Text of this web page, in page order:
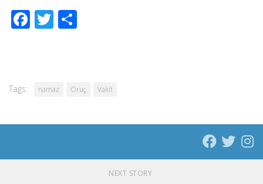
Facebook
Twitter
Tags: namaz Oruç Vakit
NEXT STORY